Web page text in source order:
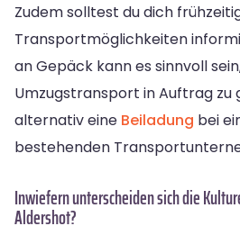
Zudem solltest du dich
Transportmöglichkeiten
an Gepäck kann es sinnvoll
Umzugstransport in Auftrag zu
alternativ eine Beiladung bei
bestehenden
Inwiefern unterscheiden sich die
Aldershot?